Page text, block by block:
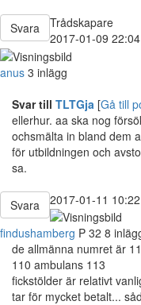
Svara
Trådskapare
2017-01-09 22:04
anus 3 inlägg
Svar till TLTGja [Gå till
ellerhur. aa ska nog
ochsmälta in bland dem
för utbildningen och
sa.
Svara
2017-01-11 10:22
findushamberg P 32 8
de allmänna numret är
110 ambulans 113
fickstölder är relativt
tar för mycket betalt...